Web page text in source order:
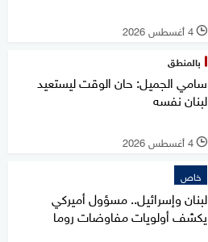
l 4 أغسطس 2026
بالمنطق
سامي الجميل: حان الوقت ليستعيد
لبنان نفسه
l 4 أغسطس 2026
خاص
لبنان وإسرائيل.. مسؤول أميركي
يكشف أولويات مفاوضات روما